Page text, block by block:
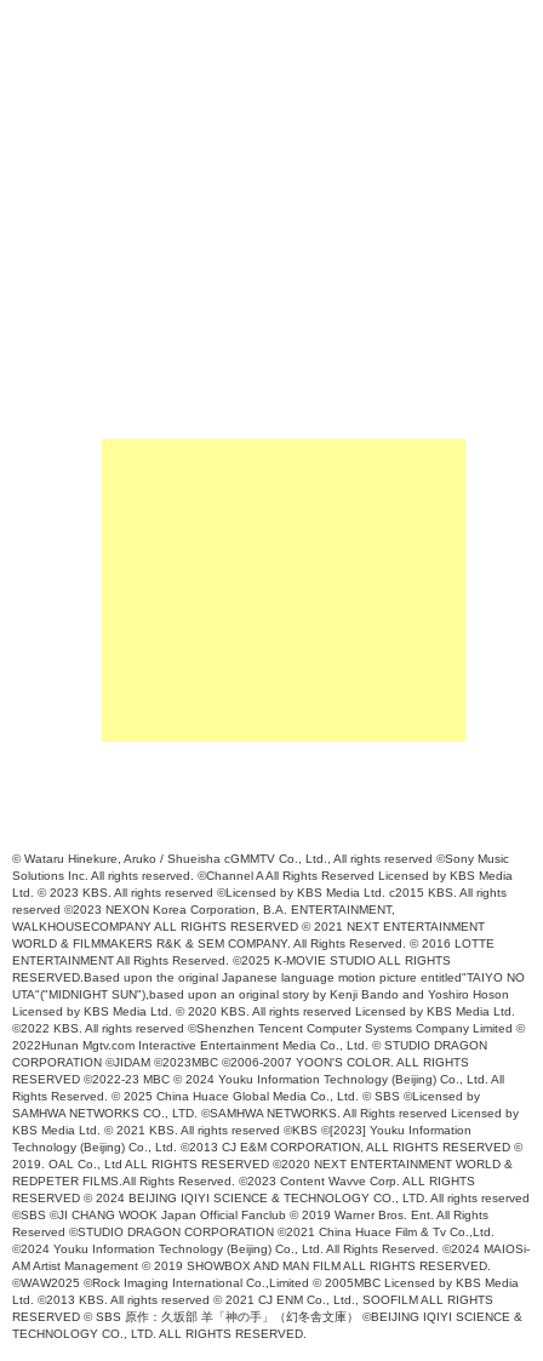
© Wataru Hinekure, Aruko / Shueisha cGMMTV Co., Ltd., All rights reserved ©Sony Music
Solutions Inc. All rights reserved. ©Channel A All Rights Reserved Licensed by KBS Media
Ltd. © 2023 KBS. All rights reserved ©Licensed by KBS Media Ltd. c2015 KBS. All rights
reserved ©2023 NEXON Korea Corporation, B.A. ENTERTAINMENT,
WALKHOUSECOMPANY ALL RIGHTS RESERVED © 2021 NEXT ENTERTAINMENT
WORLD & FILMMAKERS R&K & SEM COMPANY. All Rights Reserved. © 2016 LOTTE
ENTERTAINMENT All Rights Reserved. ©2025 K-MOVIE STUDIO ALL RIGHTS
RESERVED.Based upon the original Japanese language motion picture entitled"TAIYO NO
UTA"("MIDNIGHT SUN"),based upon an original story by Kenji Bando and Yoshiro Hoson
Licensed by KBS Media Ltd. © 2020 KBS. All rights reserved Licensed by KBS Media Ltd.
©2022 KBS. All rights reserved ©Shenzhen Tencent Computer Systems Company Limited ©
2022Hunan Mgtv.com Interactive Entertainment Media Co., Ltd. © STUDIO DRAGON
CORPORATION ©JIDAM ©2023MBC ©2006-2007 YOON'S COLOR. ALL RIGHTS
RESERVED ©2022-23 MBC © 2024 Youku Information Technology (Beijing) Co., Ltd. All
Rights Reserved. © 2025 China Huace Global Media Co., Ltd. © SBS ©Licensed by
SAMHWA NETWORKS CO., LTD. ©SAMHWA NETWORKS. All Rights reserved Licensed by
KBS Media Ltd. © 2021 KBS. All rights reserved ©KBS ©[2023] Youku Information
Technology (Beijing) Co., Ltd. ©2013 CJ E&M CORPORATION, ALL RIGHTS RESERVED ©
2019. OAL Co., Ltd ALL RIGHTS RESERVED ©2020 NEXT ENTERTAINMENT WORLD &
REDPETER FILMS.All Rights Reserved. ©2023 Content Wavve Corp. ALL RIGHTS
RESERVED © 2024 BEIJING IQIYI SCIENCE & TECHNOLOGY CO., LTD. All rights reserved
©SBS ©JI CHANG WOOK Japan Official Fanclub © 2019 Warner Bros. Ent. All Rights
Reserved ©STUDIO DRAGON CORPORATION ©2021 China Huace Film & Tv Co.,Ltd.
©2024 Youku Information Technology (Beijing) Co., Ltd. All Rights Reserved. ©2024 MAIOSi-
AM Artist Management © 2019 SHOWBOX AND MAN FILM ALL RIGHTS RESERVED.
©WAW2025 ©Rock Imaging International Co.,Limited © 2005MBC Licensed by KBS Media
Ltd. ©2013 KBS. All rights reserved © 2021 CJ ENM Co., Ltd., SOOFILM ALL RIGHTS
RESERVED © SBS 原作：久坂部 羊「神の手」（幻冬舎文庫） ©BEIJING IQIYI SCIENCE &
TECHNOLOGY CO., LTD. ALL RIGHTS RESERVED.